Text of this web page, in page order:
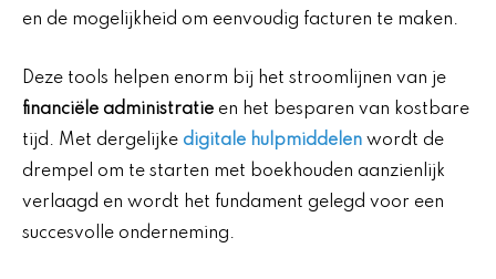
en de mogelijkheid om eenvoudig facturen te maken.
Deze tools helpen enorm bij het stroomlijnen van je
financiële administratie en het besparen van kostbare
tijd. Met dergelijke digitale hulpmiddelen wordt de
drempel om te starten met boekhouden aanzienlijk
verlaagd en wordt het fundament gelegd voor een
succesvolle onderneming.